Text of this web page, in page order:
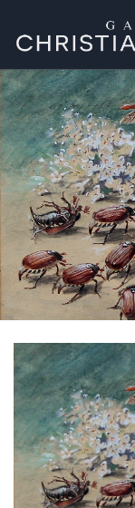
ACCUEIL
ŒUVRES
GALERIE
CONTACT
SEARCH SITE